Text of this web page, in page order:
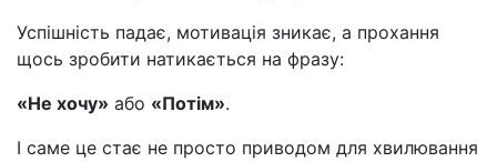
Успішність падає, мотивація зникає, а прохання
щось зробити натикається на фразу:
«Не хочу» або «Потім».
І саме це стає не просто приводом для хвилювання